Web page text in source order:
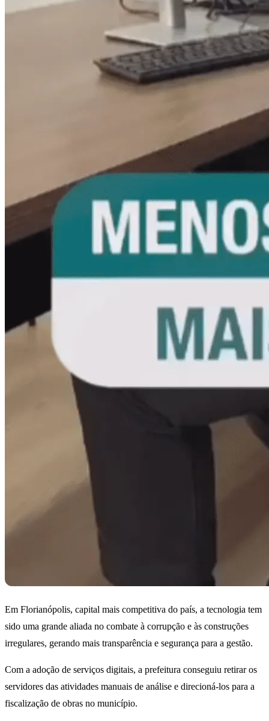
Em Florianópolis, capital mais competitiva do país, a tecnologia tem
sido uma grande aliada no combate à corrupção e às construções
irregulares, gerando mais transparência e segurança para a gestão.
Com a adoção de serviços digitais, a prefeitura conseguiu retirar os
servidores das atividades manuais de análise e direcioná-los para a
fiscalização de obras no município.